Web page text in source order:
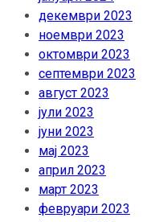
декември 2023
ноември 2023
октомври 2023
септември 2023
август 2023
јули 2023
јуни 2023
мај 2023
април 2023
март 2023
февруари 2023